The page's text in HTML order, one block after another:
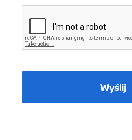
Wyślij